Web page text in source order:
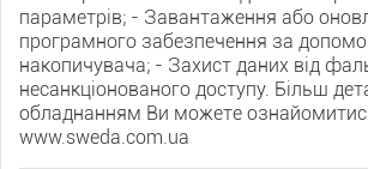
параметрів; - Завантаження або
програмного забезпечення за
накопичувача; - Захист даних від
несанкціонованого доступу. Більш
обладнанням Ви можете
www.sweda.com.ua